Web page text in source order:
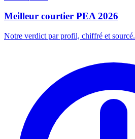
Meilleur courtier PEA 2026
Notre verdict par profil, chiffré et sourcé.